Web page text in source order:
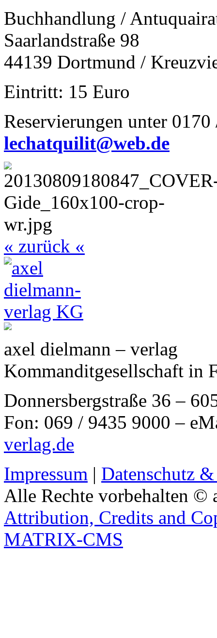
Buchhandlung /
Saarlandstraße 98
44139 Dortmund /
Eintritt: 15 Euro
Reservierungen unter
lechatquilit@web.de
« zurück «
axel dielmann – verlag
Kommanditgesellschaft in
Donnersbergstraße 36 –
Fon: 069 / 9435 9000 –
verlag.de
Impressum | Datenschutz
Alle Rechte vorbehalten ©
Attribution, Credits and
MATRIX-CMS